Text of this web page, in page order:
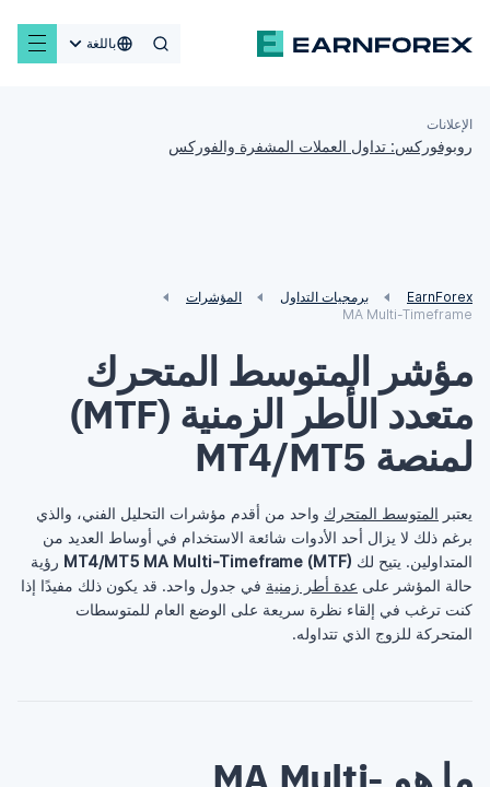
باللغة
الإعلانات
روبوفوركس: تداول العملات المشفرة والفوركس
EarnForex برمجيات التداول
المؤشرات
MA Multi-Timeframe
مؤشر المتوسط المتحرك
متعدد الأطر الزمنية (MTF)
لمنصة MT4/MT5
يعتبر المتوسط المتحرك واحد من أقدم مؤشرات التحليل الفني، والذي
برغم ذلك لا يزال أحد الأدوات شائعة الاستخدام في أوساط العديد من
المتداولين. يتيح لك MT4/MT5 MA Multi-Timeframe (MTF) رؤية
حالة المؤشر على عدة أطر زمنية في جدول واحد. قد يكون ذلك مفيدًا إذا
كنت ترغب في إلقاء نظرة سريعة على الوضع العام للمتوسطات
المتحركة للزوج الذي تتداوله.